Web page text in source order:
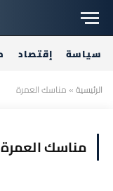
سياسة إقتصاد
الرئيسية»مناسك العمرة
مناسك العمرة